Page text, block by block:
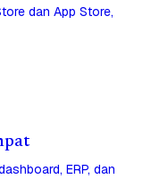
dan App Store,
ERP, dan